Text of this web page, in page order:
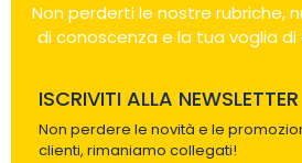
Non perderti le nostre rubriche,
di conoscenza e la tua voglia di
ISCRIVITI ALLA NEWSLETTER
Non perdere le novità e le
clienti, rimaniamo collegati!